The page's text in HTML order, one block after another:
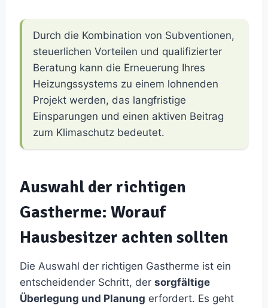
Durch die Kombination von Subventionen,
steuerlichen Vorteilen und qualifizierter
Beratung kann die Erneuerung Ihres
Heizungssystems zu einem lohnenden
Projekt werden, das langfristige
Einsparungen und einen aktiven Beitrag
zum Klimaschutz bedeutet.
Auswahl der richtigen
Gastherme: Worauf
Hausbesitzer achten sollten
Die Auswahl der richtigen Gastherme ist ein
entscheidender Schritt, der sorgfältige
Überlegung und Planung erfordert. Es geht